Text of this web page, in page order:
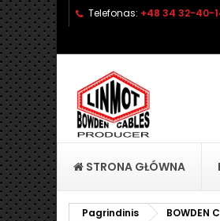
Telefonas: +48 34 32-40-
STRONA GŁÓWNA
Pagrindinis BOWDEN